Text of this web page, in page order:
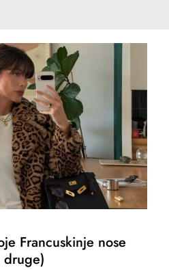
Francuskinje nose
druge)